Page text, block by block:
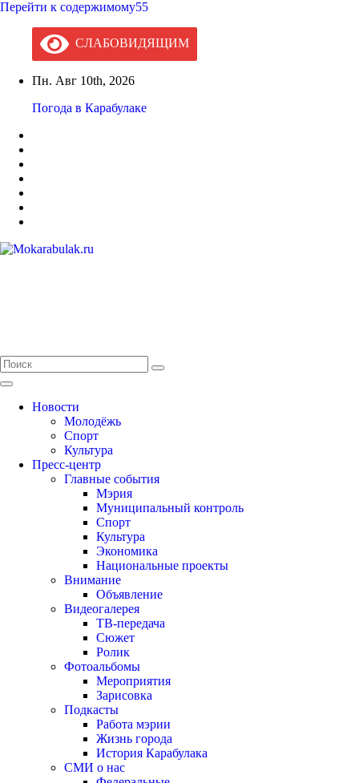
Перейти к содержимому55
СЛАБОВИДЯЩИМ
Пн. Авг 10th, 2026
Погода в Карабулаке
Новости
Молодёжь
Спорт
Культура
Пресс-центр
Главные события
Мэрия
Муниципальный контроль
Спорт
Культура
Экономика
Национальные проекты
Внимание
Объявление
Видеогалерея
ТВ-передача
Сюжет
Ролик
Фотоальбомы
Мероприятия
Зарисовка
Подкасты
Работа мэрии
Жизнь города
История Карабулака
СМИ о нас